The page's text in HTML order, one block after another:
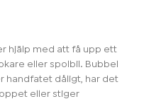
hjälp med att få upp ett
eller spolbil. Bubbel
handfatet dåligt, har det
eller stiger